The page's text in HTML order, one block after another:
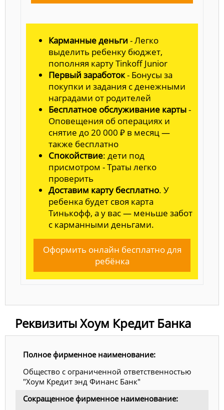
Карманные деньги - Легко
выделить ребенку бюджет,
пополняя карту Tinkoff Junior
Первый заработок- Бонусы за
покупки и задания с денежными
наградами от родителей
Бесплатное обслуживание карты-
Оповещения об операциях и
снятие до 20 000 ₽ в месяц —
также бесплатно
Спокойствие: дети под
присмотром - Траты легко
проверить
Доставим карту бесплатно. У
ребенка будет своя карта
Тинькофф, а у вас — меньше забот
с карманными деньгами.
Оформить онлайн бесплатно для
ребёнка
Реквизиты Хоум Кредит Банка
Полное фирменное наименование:
Общество с ограниченной ответственностью
"Хоум Кредит энд Финанс Банк"
Сокращенное фирменное наименование: